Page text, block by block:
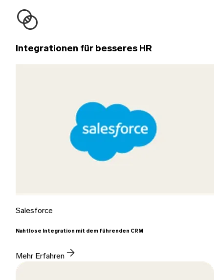
Integrationen für besseres HR
Salesforce
Nahtlose Integration mit dem führenden CRM
Mehr Erfahren